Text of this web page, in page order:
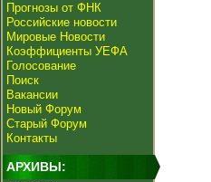
Прогнозы от ФНК
Российские новости
Мировые Новости
Коэффициенты УЕФА
Голосование
Поиск
Вакансии
Новый Форум
Старый Форум
Контакты
АРХИВЫ: